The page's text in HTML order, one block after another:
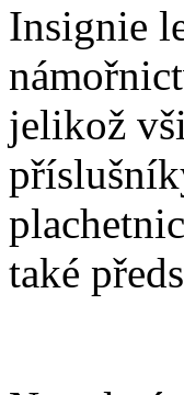
Insignie
jelikož
také